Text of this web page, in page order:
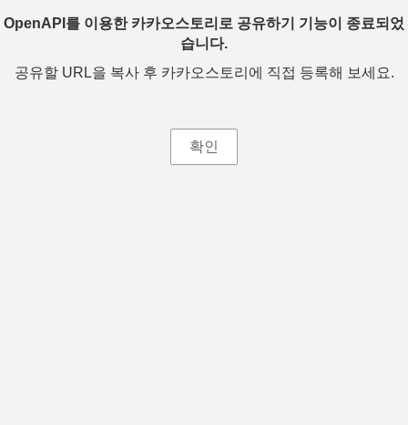
OpenAPI를 이용한 카카오스토리로 공유하기 기능이 종료되었
습니다.
공유할 URL을 복사 후 카카오스토리에 직접 등록해 보세요.
확인